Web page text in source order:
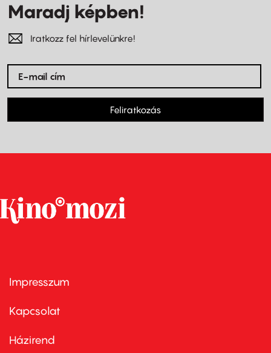
Maradj képben!
Iratkozz fel hírlevelünkre!
Feliratkozás
Footer
first
Impresszum
Kapcsolat
Footer
Házirend